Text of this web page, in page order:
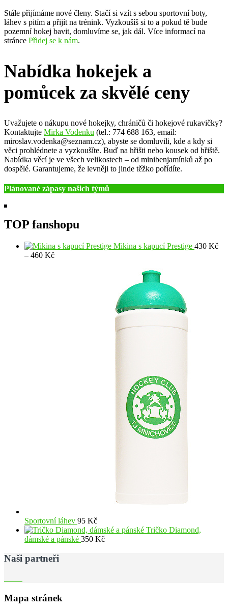
Stále přijímáme nové členy. Stačí si vzít s sebou sportovní boty,
láhev s pitím a přijít na trénink. Vyzkoušíš si to a pokud tě bude
pozemní hokej bavit, domluvíme se, jak dál. Více informací na
stránce Přidej se k nám.
Nabídka hokejek a
pomůcek za skvělé ceny
Uvažujete o nákupu nové hokejky, chráničů či hokejové rukavičky?
Kontaktujte Mirka Vodenku (tel.: 774 688 163, email:
miroslav.vodenka@seznam.cz), abyste se domluvili, kde a kdy si
věci prohlédnete a vyzkoušíte. Buď na hřišti nebo kousek od hřiště.
Nabídka věcí je ve všech velikostech – od minibenjamínků až po
dospělé. Garantujeme, že levněji to jinde těžko pořídíte.
Plánované zápasy našich týmů
TOP fanshopu
Mikina s kapucí Prestige 430 Kč
– 460 KčRozpětí
Sportovní láhev 95 Kč
Tričko Diamond,
dámské a pánské 350 Kč
Naši partneři
Mapa stránek